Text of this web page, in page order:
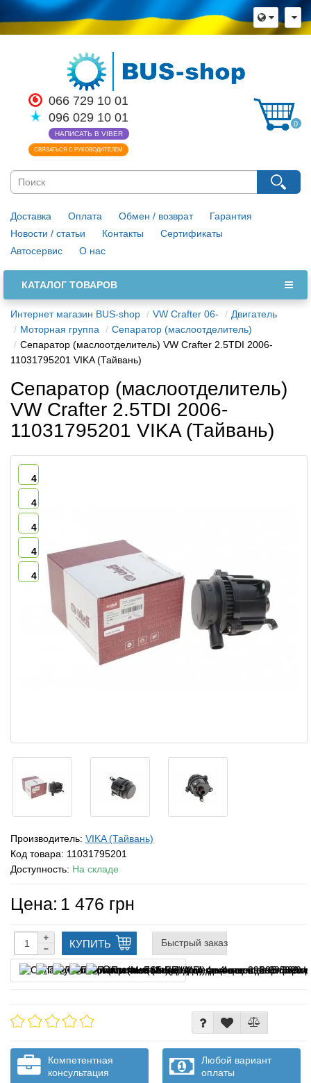
066 729 10 01
096 029 10 01
НАПИСАТЬ В VIBER
СВЯЗАТЬСЯ С РУКОВОДИТЕЛЕМ
0
Доставка Оплата Обмен / возврат
Гарантия
Новости / статьи
Контакты
Сертификаты
Автосервис
О нас
КАТАЛОГ ТОВАРОВ
Интернет магазин BUS-shop VW Crafter 06-
Двигатель
Моторная группа
Сепаратор (маслоотделитель)
Сепаратор (маслоотделитель) VW Crafter 2.5TDI 2006-
11031795201 VIKA (Тайвань)
Сепаратор (маслоотделитель)
VW Crafter 2.5TDI 2006-
11031795201 VIKA (Тайвань)
4
4
4
4
4
Производитель: VIKA (Тайвань)
Код товара: 11031795201
Доступность: На складе
Цена: 1 476 грн
КУПИТЬ Быстрый заказ
Оплата частями
Компетентная
консультация
Любой вариант
оплаты